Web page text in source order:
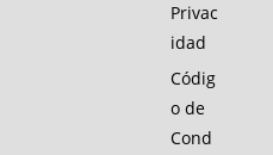
Privac
idad
Códig
o de
Cond